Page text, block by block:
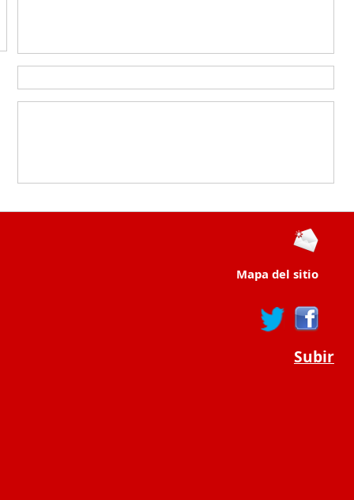
Mapa del sitio
Subir